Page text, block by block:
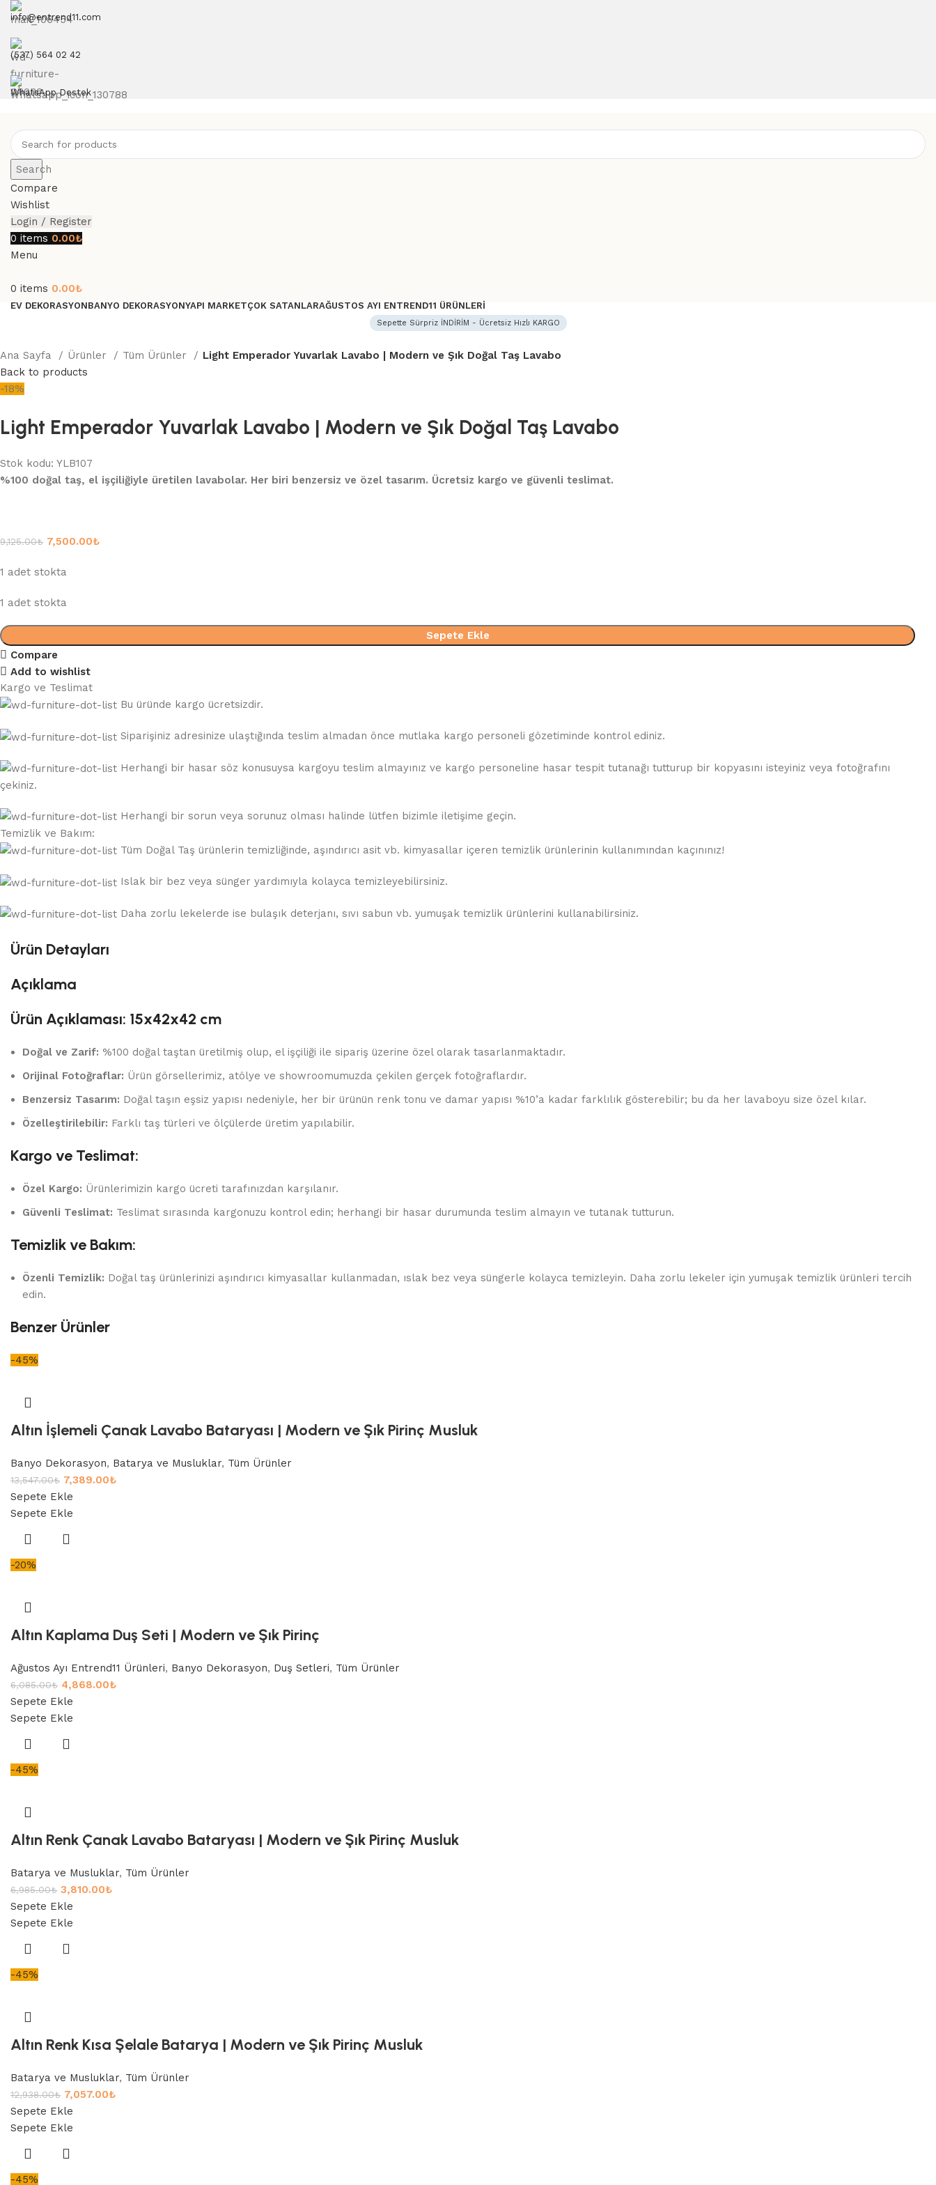
info@entrend11.com
(537) 564 02 42
WhatsApp Destek
Search
Compare
Wishlist
Login / Register
0 items 0.00₺
Menu
0 items 0.00₺
EV DEKORASYONBANYO DEKORASYONYAPI MARKETÇOK SATANLARAĞUSTOS AYI ENTREND11 ÜRÜNLERI
Sepette Sürpriz İNDİRİM - Ücretsiz Hızlı KARGO
Ana Sayfa Ürünler Tüm Ürünler
Light Emperador Yuvarlak Lavabo | Modern ve Şık Doğal Taş Lavabo
Back to products
-18%
Light Emperador Yuvarlak Lavabo | Modern ve Şık Doğal Taş Lavabo
Stok kodu:YLB107
%100 doğal taş, el işçiliğiyle üretilen lavabolar. Her biri benzersiz ve özel tasarım. Ücretsiz kargo ve güvenli teslimat.
9,125.00₺ 7,500.00₺
1 adet stokta
1 adet stokta
Sepete Ekle
Compare
Add to wishlist
Kargo ve Teslimat
Bu üründe kargo ücretsizdir.
Siparişiniz adresinize ulaştığında teslim almadan önce mutlaka kargo personeli gözetiminde kontrol ediniz.
Herhangi bir hasar söz konusuysa kargoyu teslim almayınız ve kargo personeline hasar tespit tutanağı tutturup bir kopyasını isteyiniz veya fotoğrafını
çekiniz.
Herhangi bir sorun veya sorunuz olması halinde lütfen bizimle iletişime geçin.
Temizlik ve Bakım:
Tüm Doğal Taş ürünlerin temizliğinde, aşındırıcı asit vb. kimyasallar içeren temizlik ürünlerinin kullanımından kaçınınız!
Islak bir bez veya sünger yardımıyla kolayca temizleyebilirsiniz.
Daha zorlu lekelerde ise bulaşık deterjanı, sıvı sabun vb. yumuşak temizlik ürünlerini kullanabilirsiniz.
Ürün Detayları
Açıklama
Ürün Açıklaması: 15x42x42 cm
Doğal ve Zarif: %100 doğal taştan üretilmiş olup, el işçiliği ile sipariş üzerine özel olarak tasarlanmaktadır.
Orijinal Fotoğraflar: Ürün görsellerimiz, atölye ve showroomumuzda çekilen gerçek fotoğraflardır.
Benzersiz Tasarım: Doğal taşın eşsiz yapısı nedeniyle, her bir ürünün renk tonu ve damar yapısı %10’a kadar farklılık gösterebilir; bu da her lavaboyu size özel kılar.
Özelleştirilebilir: Farklı taş türleri ve ölçülerde üretim yapılabilir.
Kargo ve Teslimat:
Özel Kargo: Ürünlerimizin kargo ücreti tarafınızdan karşılanır.
Güvenli Teslimat: Teslimat sırasında kargonuzu kontrol edin; herhangi bir hasar durumunda teslim almayın ve tutanak tutturun.
Temizlik ve Bakım:
Özenli Temizlik: Doğal taş ürünlerinizi aşındırıcı kimyasallar kullanmadan, ıslak bez veya süngerle kolayca temizleyin. Daha zorlu lekeler için yumuşak temizlik ürünleri tercih
edin.
Benzer Ürünler
-45%
Altın İşlemeli Çanak Lavabo Bataryası | Modern ve Şık Pirinç Musluk
Banyo Dekorasyon, Batarya ve Musluklar, Tüm Ürünler
13,547.00₺ 7,389.00₺
Sepete Ekle
Sepete Ekle
-20%
Altın Kaplama Duş Seti | Modern ve Şık Pirinç
Ağustos Ayı Entrend11 Ürünleri, Banyo Dekorasyon, Duş Setleri, Tüm Ürünler
6,085.00₺ 4,868.00₺
Sepete Ekle
Sepete Ekle
-45%
Altın Renk Çanak Lavabo Bataryası | Modern ve Şık Pirinç Musluk
Batarya ve Musluklar, Tüm Ürünler
6,985.00₺ 3,810.00₺
Sepete Ekle
Sepete Ekle
-45%
Altın Renk Kısa Şelale Batarya | Modern ve Şık Pirinç Musluk
Batarya ve Musluklar, Tüm Ürünler
12,938.00₺ 7,057.00₺
Sepete Ekle
Sepete Ekle
-45%